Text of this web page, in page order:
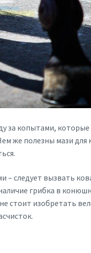
за копытами,
же полезны мази
– следует вызвать
грибка в
стоит изобретать